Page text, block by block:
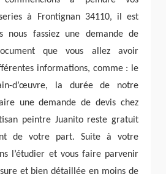
à Frontignan 34110, il est
nous fassiez une demande de
que vous allez avoir
informations, comme : le
d’œuvre, la durée de notre
une demande de devis chez
peintre Juanito reste gratuit
de votre part. Suite à votre
l’étudier et vous faire parvenir
et bien détaillée en moins de